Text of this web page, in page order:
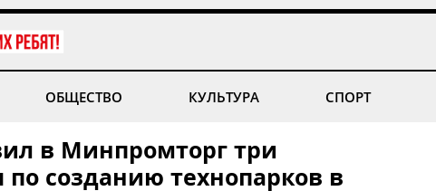
ОБЩЕСТВО КУЛЬТУРА СПОРТ
в Минпромторг три
созданию технопарков в